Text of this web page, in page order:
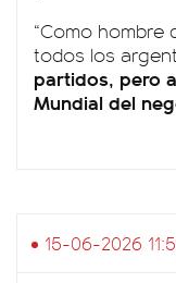
“Como hombre
todos los
partidos, pero
Mundial del
15-06-2026